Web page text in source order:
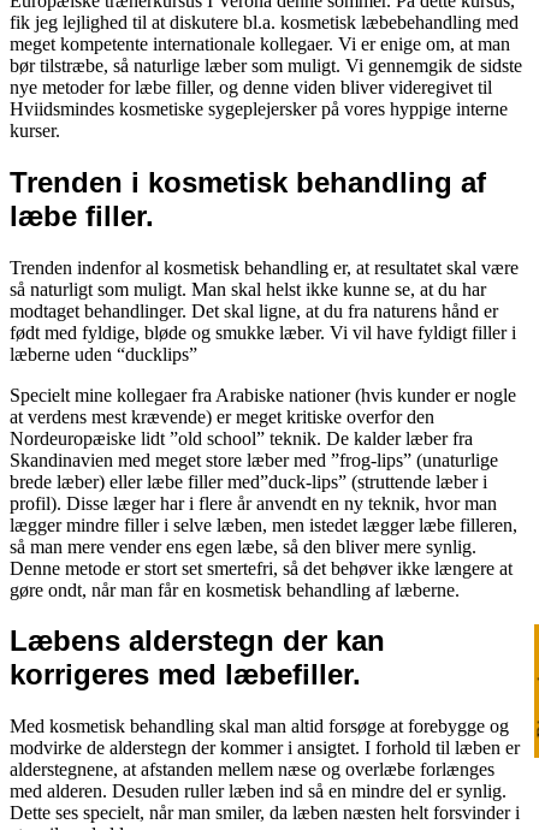
fik jeg lejlighed til at diskutere bl.a. kosmetisk læbebehandling med
meget kompetente internationale kollegaer. Vi er enige om, at man
bør tilstræbe, så naturlige læber som muligt. Vi gennemgik de sidste
nye metoder for læbe filler, og denne viden bliver videregivet til
Hviidsmindes kosmetiske sygeplejersker på vores hyppige interne
kurser.
Trenden i kosmetisk behandling af
læbe filler.
Trenden indenfor al kosmetisk behandling er, at resultatet skal være
så naturligt som muligt. Man skal helst ikke kunne se, at du har
modtaget behandlinger. Det skal ligne, at du fra naturens hånd er
født med fyldige, bløde og smukke læber. Vi vil have fyldigt filler i
læberne uden “ducklips”
Specielt mine kollegaer fra Arabiske nationer (hvis kunder er nogle
at verdens mest krævende) er meget kritiske overfor den
Nordeuropæiske lidt ”old school” teknik. De kalder læber fra
Skandinavien med meget store læber med ”frog-lips” (unaturlige
brede læber) eller læbe filler med”duck-lips” (struttende læber i
profil). Disse læger har i flere år anvendt en ny teknik, hvor man
lægger mindre filler i selve læben, men istedet lægger læbe filleren,
så man mere vender ens egen læbe, så den bliver mere synlig.
Denne metode er stort set smertefri, så det behøver ikke længere at
gøre ondt, når man får en kosmetisk behandling af læberne.
Læbens alderstegn der kan
korrigeres med læbefiller.
Med kosmetisk behandling skal man altid forsøge at forebygge og
modvirke de alderstegn der kommer i ansigtet. I forhold til læben er
alderstegnene, at afstanden mellem næse og overlæbe forlænges
med alderen. Desuden ruller læben ind så en mindre del er synlig.
Dette ses specielt, når man smiler, da læben næsten helt forsvinder i